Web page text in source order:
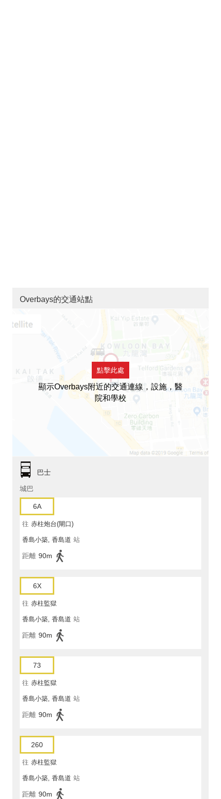
Overbays的交通站點
點擊此處
顯示Overbays附近的交通連線，設施，醫
院和學校
巴士
城巴
6A
往 赤柱炮台(閘口)
香島小築, 香島道 站
距離 90m
6X
往 赤柱監獄
香島小築, 香島道 站
距離 90m
73
往 赤柱監獄
香島小築, 香島道 站
距離 90m
260
往 赤柱監獄
香島小築, 香島道 站
距離 90m